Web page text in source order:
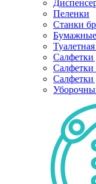
Пеленки
Станки
Салфетки
Салфетки